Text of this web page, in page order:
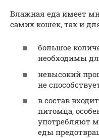
Влажная еда имеет
самих кошек, так и
большое
необходимы
невысокий
не
в состав
питомца,
употребляют
еды